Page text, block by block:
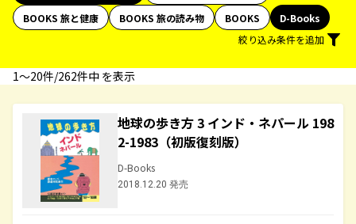
BOOKS 旅と健康
BOOKS 旅の読み物 BOOKS
D-Books
絞り込み条件を追加
1〜20件/262件中 を表示
地球の歩き方 3 インド・ネパール 198
2-1983（初版復刻版）
D-Books
2018.12.20 発売